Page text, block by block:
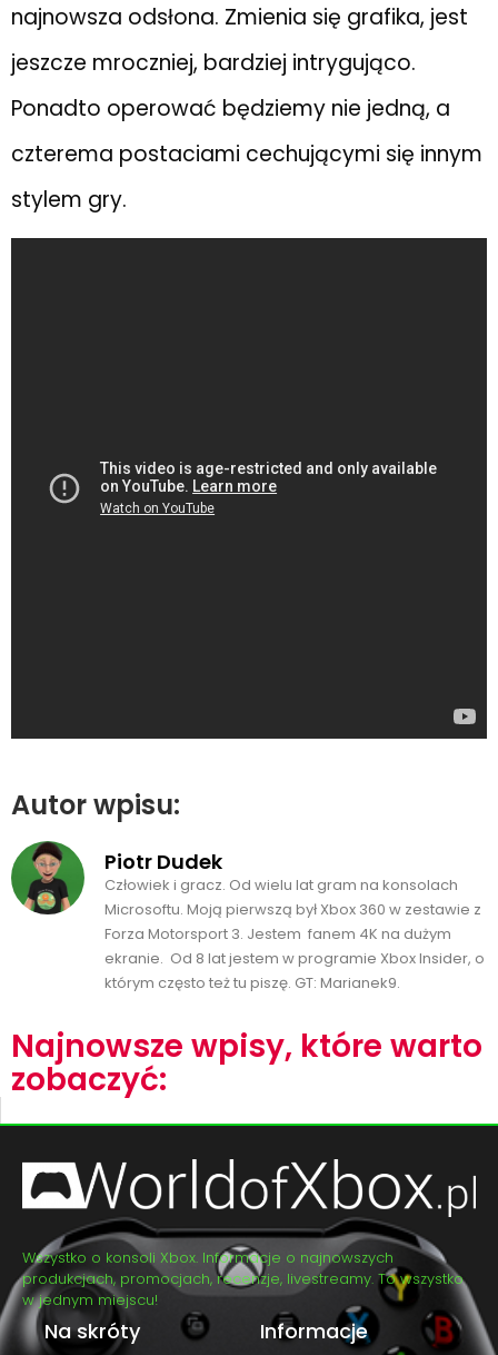
najnowsza odsłona. Zmienia się grafika, jest
jeszcze mroczniej, bardziej intrygująco.
Ponadto operować będziemy nie jedną, a
czterema postaciami cechującymi się innym
stylem gry.
Autor wpisu:
Piotr Dudek
Człowiek i gracz. Od wielu lat gram na konsolach
Microsoftu. Moją pierwszą był Xbox 360 w zestawie z
Forza Motorsport 3. Jestem fanem 4K na dużym
ekranie. Od 8 lat jestem w programie Xbox Insider, o
którym często też tu piszę. GT: Marianek9.
Najnowsze wpisy, które warto
zobaczyć:
Wszystko o konsoli Xbox. Informacje o najnowszych
produkcjach, promocjach, recenzje, livestreamy. To wszystko
w jednym miejscu!
Na skróty Informacje